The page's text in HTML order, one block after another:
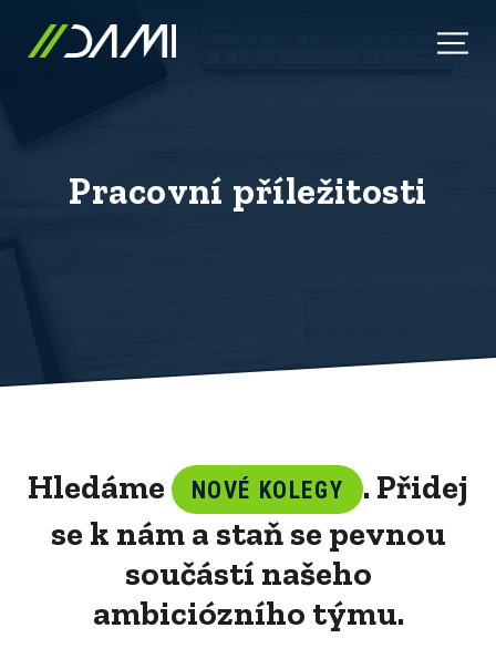
Pracovní příležitosti
Hledáme NOVÉ KOLEGY
. Přidej
se k nám a staň se pevnou
součástí našeho
ambiciózního týmu.